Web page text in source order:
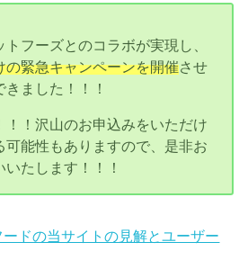
フーズとのコラボが実現し、
の緊急キャンペーンを開催させ
ました！！！
！！沢山のお申込みをいただけ
可能性もありますので、是非お
たします！！！
ドの当サイトの見解とユーザー